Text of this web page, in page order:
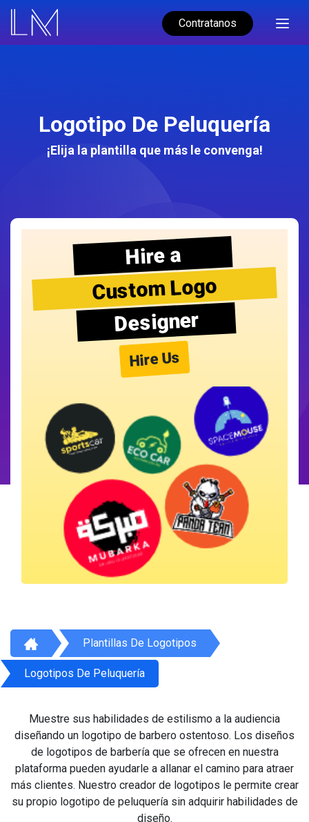
Contratanos
Logotipo De Peluquería
¡Elija la plantilla que más le convenga!
Hire a
Custom Logo
Designer
Hire Us
Plantillas De Logotipos
Logotipos De Peluquería
Muestre sus habilidades de estilismo a la audiencia
diseñando un logotipo de barbero ostentoso. Los diseños
de logotipos de barbería que se ofrecen en nuestra
plataforma pueden ayudarle a allanar el camino para atraer
más clientes. Nuestro creador de logotipos le permite crear
su propio logotipo de peluquería sin adquirir habilidades de
diseño.